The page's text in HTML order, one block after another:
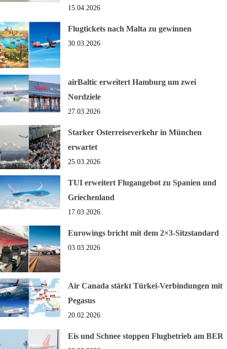
15.04.2026
Flugtickets nach Malta zu gewinnen
30.03.2026
airBaltic erweitert Hamburg um zwei
Nordziele
27.03.2026
Starker Osterreiseverkehr in München
erwartet
25.03.2026
TUI erweitert Flugangebot zu Spanien und
Griechenland
17.03.2026
Eurowings bricht mit dem 2×3-Sitzstandard
03.03.2026
Air Canada stärkt Türkei-Verbindungen mit
Pegasus
20.02.2026
Eis und Schnee stoppen Flugbetrieb am BER